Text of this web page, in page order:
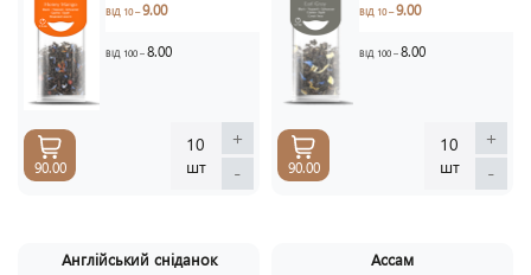
ВІД 10 –9.00
ВІД 100 –8.00
10
шт
+
-
90.00
ВІД 10 –9.00
ВІД 100 –8.00
10
шт
+
-
90.00
Англійський сніданок Ассам